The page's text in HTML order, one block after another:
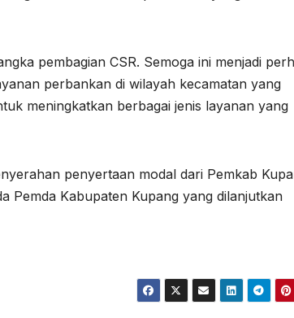
pembagian CSR. Semoga ini menjadi
perbankan di wilayah kecamatan yang
meningkatkan berbagai jenis layanan yang
penyertaan modal dari Pemkab
Pemda Kabupaten Kupang yang dilanjutkan